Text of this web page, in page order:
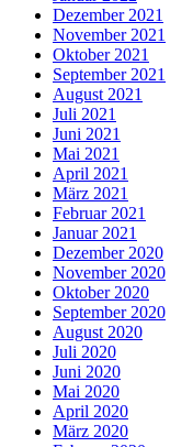
Dezember 2021
November 2021
Oktober 2021
September 2021
August 2021
Juli 2021
Juni 2021
Mai 2021
April 2021
März 2021
Februar 2021
Januar 2021
Dezember 2020
November 2020
Oktober 2020
September 2020
August 2020
Juli 2020
Juni 2020
Mai 2020
April 2020
März 2020